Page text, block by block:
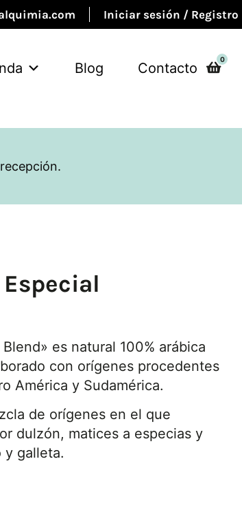
Iniciar sesión / Registro
Blog Contacto
0
es natural 100% arábica
con orígenes procedentes
América y Sudamérica.
de orígenes en el que
dulzón, matices a especias y
y galleta.